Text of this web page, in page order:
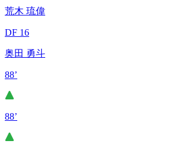
荒木 琉偉
DF 16
奥田 勇斗
88’
88’